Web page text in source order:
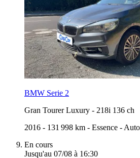
BMW Serie 2
Gran Tourer Luxury - 218i 136 ch
2016 - 131 998 km - Essence -
En cours
Jusqu'au 07/08 à 16:30